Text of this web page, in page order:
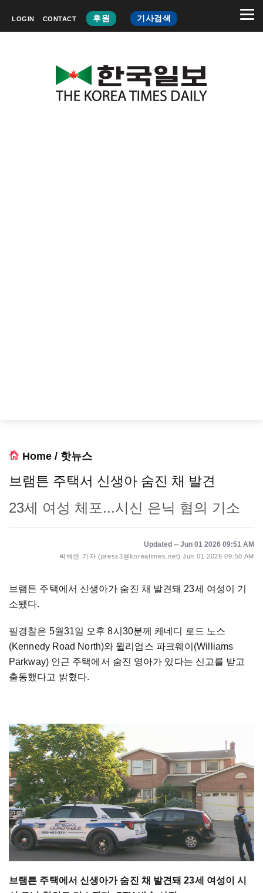
LOGIN CONTACT 후원 기사검색
Home / 핫뉴스
브램튼 주택서 신생아 숨진 채 발견
23세 여성 체포...시신 은닉 혐의 기소
Updated -- Jun 01 2026 09:51 AM
박해련 기자 (press3@koreatimes.net) Jun 01 2026 09:50 AM
브램튼 주택에서 신생아가 숨진 채 발견돼 23세 여성이 기
소됐다.
필경찰은 5월31일 오후 8시30분께 케네디 로드 노스
(Kennedy Road North)와 윌리엄스 파크웨이(Williams
Parkway) 인근 주택에서 숨진 영아가 있다는 신고를 받고
출동했다고 밝혔다.
브램튼 주택에서 신생아가 숨진 채 발견돼 23세 여성이 시